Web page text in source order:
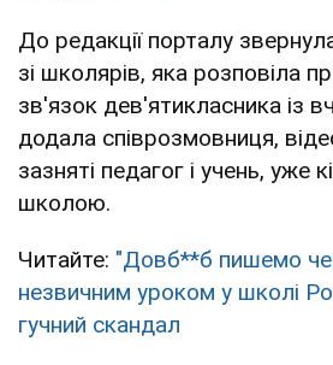
До редакції порталу
зі школярів, яка розповіла
зв'язок дев'ятикласника із
додала співрозмовниця,
зазняті педагог і учень, уже
школою.
Читайте: "Довб**б пишемо
незвичним уроком у школі
гучний скандал